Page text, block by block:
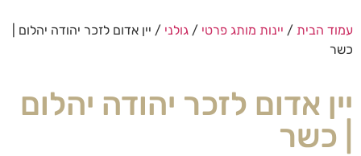
עמוד הבית / יינות מותג פרטי / גולני / יין אדום לזכר יהודה יהלום |
כשר
יין אדום לזכר יהודה יהלום
| כשר